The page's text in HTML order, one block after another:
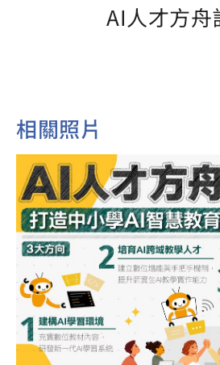
AI人才方舟
相關照片